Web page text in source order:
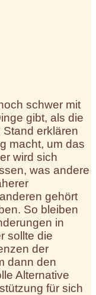
schwer mit
gibt, als die
erklären
macht, um das
wird sich
was andere
gehört
So bleiben
in
sollte die
der
dann den
Alternative
für sich